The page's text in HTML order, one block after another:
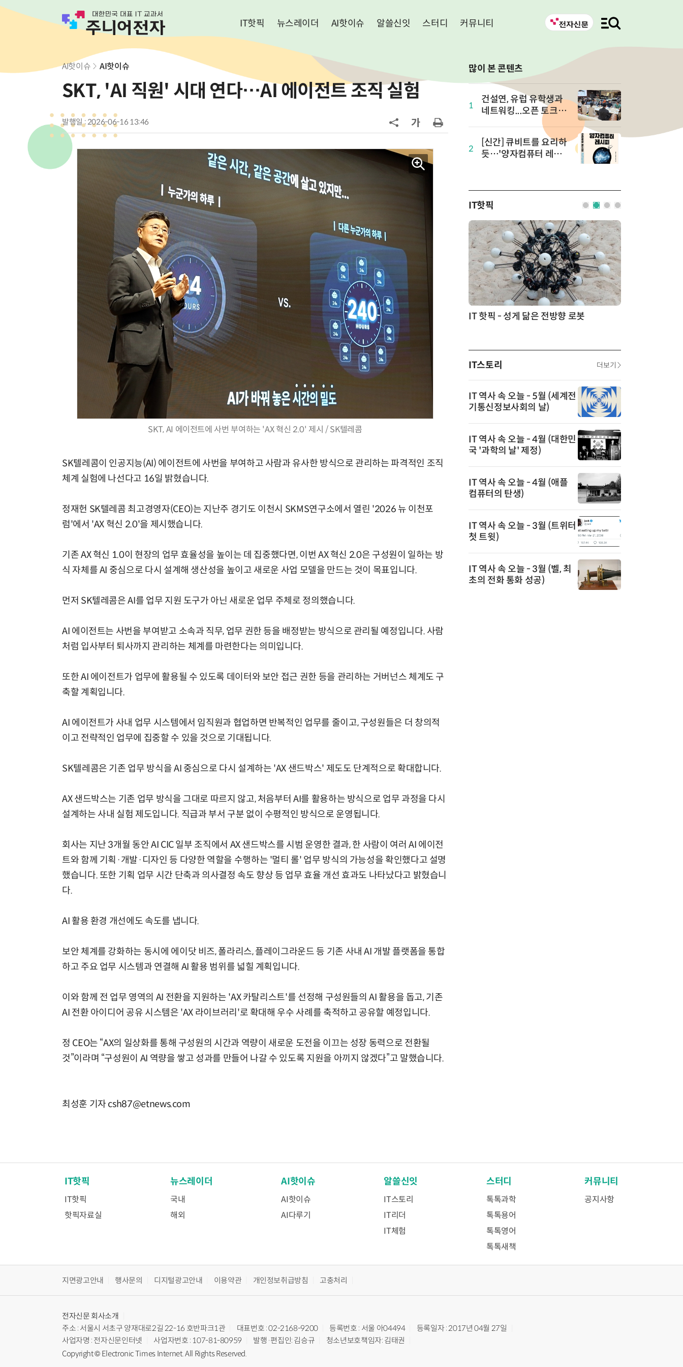
IT핫픽 뉴스레이더 AI핫이슈 알쓸신잇 스터디 커뮤니티
AI핫이슈 AI핫이슈
SKT, 'AI 직원' 시대 연다…AI 에이전트 조직 실험
발행일 : 2026-06-16 13:46
SKT, AI 에이전트에 사번 부여하는 'AX 혁신 2.0' 제시 / SK텔레콤
SK텔레콤이 인공지능(AI) 에이전트에 사번을 부여하고 사람과 유사한 방식으로 관리하는 파격적인 조직
체계 실험에 나선다고 16일 밝혔습니다.
정재헌 SK텔레콤 최고경영자(CEO)는 지난주 경기도 이천시 SKMS연구소에서 열린 '2026 뉴 이천포
럼'에서 'AX 혁신 2.0'을 제시했습니다.
기존 AX 혁신 1.0이 현장의 업무 효율성을 높이는 데 집중했다면, 이번 AX 혁신 2.0은 구성원이 일하는 방
식 자체를 AI 중심으로 다시 설계해 생산성을 높이고 새로운 사업 모델을 만드는 것이 목표입니다.
먼저 SK텔레콤은 AI를 업무 지원 도구가 아닌 새로운 업무 주체로 정의했습니다.
AI 에이전트는 사번을 부여받고 소속과 직무, 업무 권한 등을 배정받는 방식으로 관리될 예정입니다. 사람
처럼 입사부터 퇴사까지 관리하는 체계를 마련한다는 의미입니다.
또한 AI 에이전트가 업무에 활용될 수 있도록 데이터와 보안 접근 권한 등을 관리하는 거버넌스 체계도 구
축할 계획입니다.
AI 에이전트가 사내 업무 시스템에서 임직원과 협업하면 반복적인 업무를 줄이고, 구성원들은 더 창의적
이고 전략적인 업무에 집중할 수 있을 것으로 기대됩니다.
SK텔레콤은 기존 업무 방식을 AI 중심으로 다시 설계하는 'AX 샌드박스' 제도도 단계적으로 확대합니다.
AX 샌드박스는 기존 업무 방식을 그대로 따르지 않고, 처음부터 AI를 활용하는 방식으로 업무 과정을 다시
설계하는 사내 실험 제도입니다. 직급과 부서 구분 없이 수평적인 방식으로 운영됩니다.
회사는 지난 3개월 동안 AI CIC 일부 조직에서 AX 샌드박스를 시범 운영한 결과, 한 사람이 여러 AI 에이전
트와 함께 기획·개발·디자인 등 다양한 역할을 수행하는 '멀티 롤' 업무 방식의 가능성을 확인했다고 설명
했습니다. 또한 기획 업무 시간 단축과 의사결정 속도 향상 등 업무 효율 개선 효과도 나타났다고 밝혔습니
다.
AI 활용 환경 개선에도 속도를 냅니다.
보안 체계를 강화하는 동시에 에이닷 비즈, 폴라리스, 플레이그라운드 등 기존 사내 AI 개발 플랫폼을 통합
하고 주요 업무 시스템과 연결해 AI 활용 범위를 넓힐 계획입니다.
이와 함께 전 업무 영역의 AI 전환을 지원하는 'AX 카탈리스트'를 선정해 구성원들의 AI 활용을 돕고, 기존
AI 전환 아이디어 공유 시스템은 'AX 라이브러리'로 확대해 우수 사례를 축적하고 공유할 예정입니다.
정 CEO는 “AX의 일상화를 통해 구성원의 시간과 역량이 새로운 도전을 이끄는 성장 동력으로 전환될
것”이라며 “구성원이 AI 역량을 쌓고 성과를 만들어 나갈 수 있도록 지원을 아끼지 않겠다”고 말했습니다.
최성훈 기자 csh87@etnews.com
많이 본 콘텐츠
1
건설연, 유럽 유학생과
네트워킹...오픈 토크 in
2
[신간] 큐비트를 요리하
듯…'양자컴퓨터 레시
IT핫픽
IT 핫픽 - 씨앗 크기 수술 로봇 IT 핫픽 - 성게 닮은 전방향 로봇
IT스토리 더보기
IT 역사 속 오늘 - 5월 (세계전
기통신정보사회의 날)
IT 역사 속 오늘 - 4월 (대한민
국 '과학의 날' 제정)
IT 역사 속 오늘 - 4월 (애플
컴퓨터의 탄생)
IT 역사 속 오늘 - 3월 (트위터
첫 트윗)
IT 역사 속 오늘 - 3월 (벨, 최
초의 전화 통화 성공)
IT핫픽
IT핫픽
핫픽자료실
뉴스레이더
국내
해외
AI핫이슈
AI핫이슈
AI다루기
알쓸신잇
IT스토리
IT리더
IT체험
스터디
톡톡과학
톡톡용어
톡톡영어
톡톡새책
커뮤니티
공지사항
지면광고안내 행사문의 디지털광고안내 이용약관 개인정보취급방침 고충처리
전자신문 회사소개
주소 : 서울시 서초구 양재대로2길 22-16 호반파크1관
대표번호 : 02-2168-9200 등록번호 : 서울 아04494
등록일자 : 2017년 04월 27일
사업자명 : 전자신문인터넷
사업자번호 : 107-81-80959 발행·편집인: 김승규
청소년보호책임자: 김태권
Copyright © Electronic Times Internet. All Rights Reserved.